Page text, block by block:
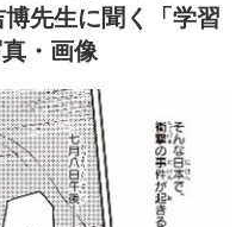
中学生向け） ランキング
先生に聞く「学習
・画像